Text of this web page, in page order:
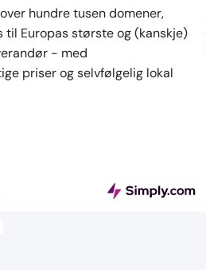
hundre tusen domener,
til Europas største og (kanskje)
- med
priser og selvfølgelig lokal